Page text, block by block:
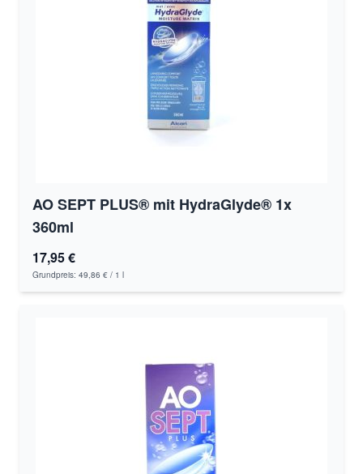
AO SEPT PLUS® mit HydraGlyde® 1x
360ml
17,95 €
Grundpreis: 49,86 € / 1 l